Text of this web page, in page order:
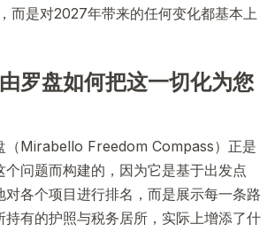
而是对2027年带来的任何变化都基本上
罗盘如何把这一切化为您
（Mirabello Freedom Compass）正是
个问题而构建的，因为它是基于出发点
对各个项目进行排名，而是展示每一条路
持有的护照与税务居所，实际上增添了什